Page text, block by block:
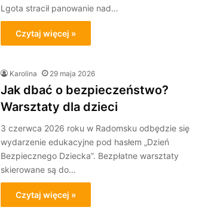
Lgota stracił panowanie nad…
Czytaj więcej »
Karolina 29 maja 2026
Jak dbać o bezpieczeństwo?
Warsztaty dla dzieci
3 czerwca 2026 roku w Radomsku odbędzie się
wydarzenie edukacyjne pod hasłem „Dzień
Bezpiecznego Dziecka”. Bezpłatne warsztaty
skierowane są do…
Czytaj więcej »